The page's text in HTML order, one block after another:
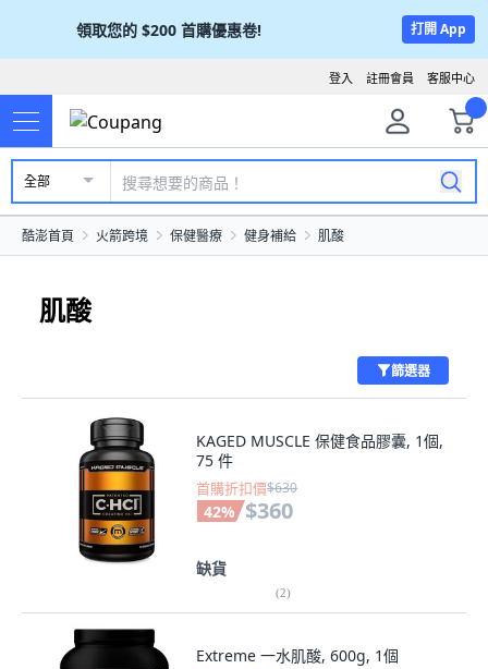
領取您的 $200 首購優惠卷! 打開 App
客服中心
註冊會員
登入
全部
酷澎首頁 火箭跨境 保健醫療 健身補給 肌酸
肌酸
篩選器
KAGED MUSCLE 保健食品膠囊, 1個,
75 件
首購折扣價$630
42% $360
缺貨
(2)
Extreme 一水肌酸, 600g, 1個